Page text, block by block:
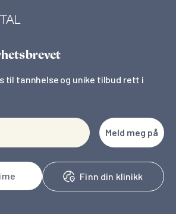
til tannhelse og unike tilbud rett i
Meld meg på
Finn din klinikk